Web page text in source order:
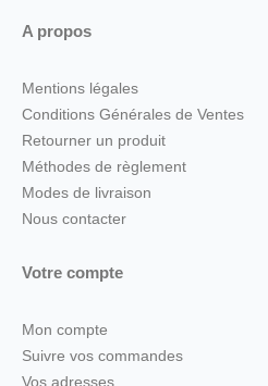
A propos
Mentions légales
Conditions Générales de Ventes
Retourner un produit
Méthodes de règlement
Modes de livraison
Nous contacter
Votre compte
Mon compte
Suivre vos commandes
Vos adresses